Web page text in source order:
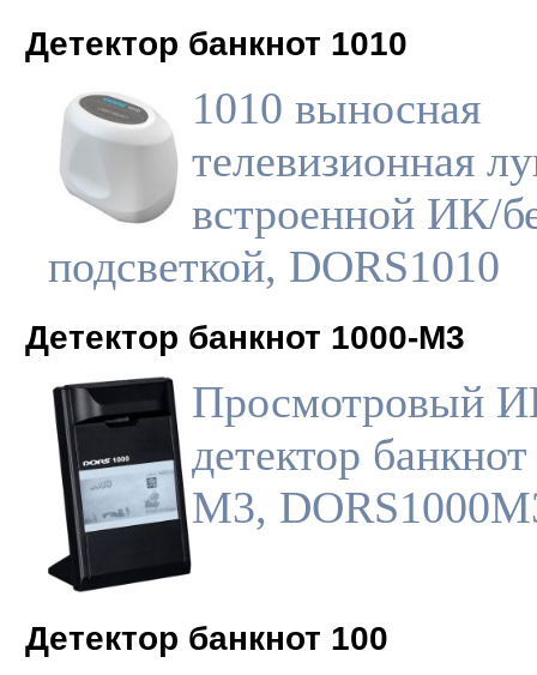
Детектор банкнот 1010
1010 выносная
телевизионная
встроенной ИК/
подсветкой, DORS1010
Детектор банкнот 1000-M3
Просмотровый
детектор
M3,
Детектор банкнот 100